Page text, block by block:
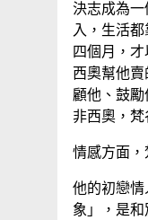
決志成為
入，生活
四個月，
西奧幫他
顧他、鼓
非西奧，梵
情感方面，
他的初戀
象」，是